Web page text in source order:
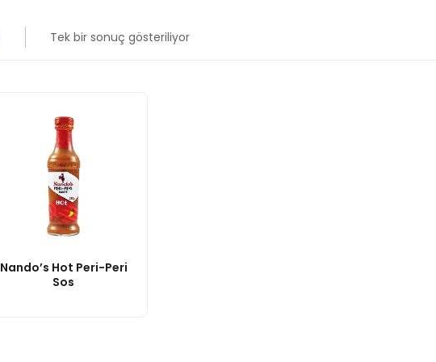
Tek bir sonuç gösteriliyor
Nando’s Hot Peri-Peri
Sos